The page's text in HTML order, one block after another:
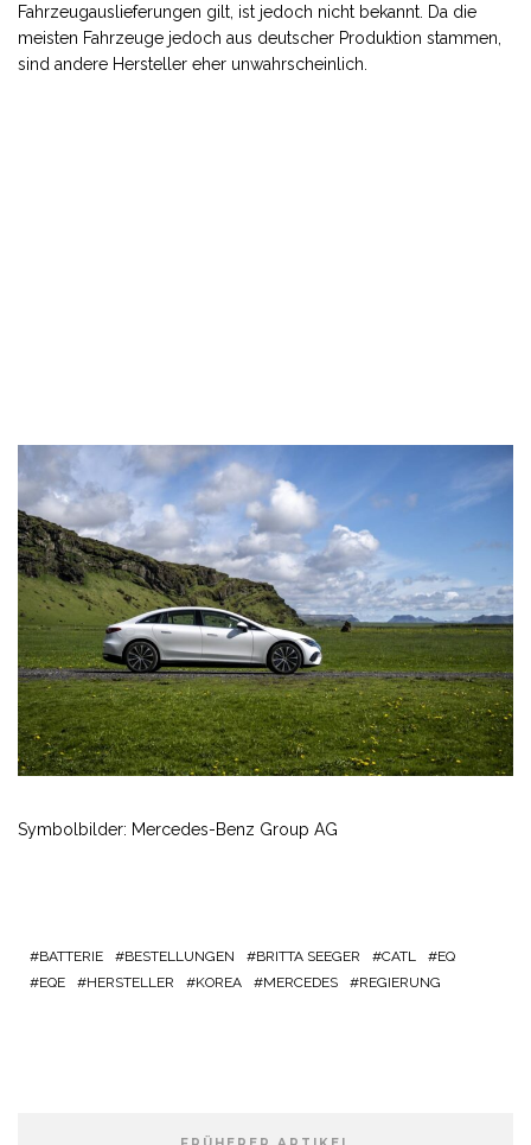
Fahrzeugauslieferungen gilt, ist jedoch nicht bekannt. Da die
meisten Fahrzeuge jedoch aus deutscher Produktion stammen,
sind andere Hersteller eher unwahrscheinlich.
Symbolbilder: Mercedes-Benz Group AG
BATTERIE BESTELLUNGEN BRITTA SEEGER CATL
EQ
EQE
HERSTELLER KOREA MERCEDES REGIERUNG